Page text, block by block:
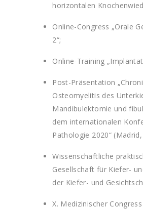
horizontalen
Online-Congress „Orale
2“;
Online-Training
Post-Präsentation
Osteomyelitis des
Mandibulektomie und
dem internationalen
Pathologie 2020“
Wissenschaftliche
Gesellschaft für Kiefer-
der Kiefer- und
X. Medizinischer